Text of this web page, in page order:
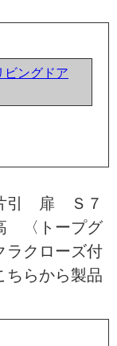
ビングドア
引 扉 Ｓ７
〈トープグ
クローズ付
ちらから製品